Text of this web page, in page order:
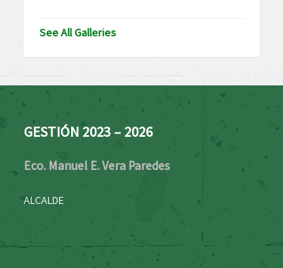
See All Galleries
GESTIÓN 2023 – 2026
Eco. Manuel E. Vera Paredes
ALCALDE